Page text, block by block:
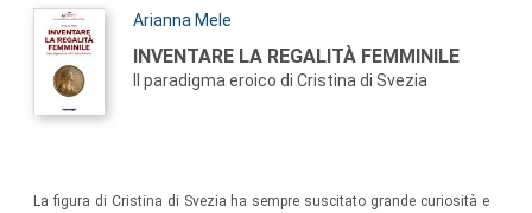
Autori:
Arianna Mele
Titolo:
INVENTARE LA REGALITÀ FEMMINILE
Il paradigma eroico di Cristina di Svezia
La figura di Cristina di Svezia ha sempre suscitato grande curiosità e